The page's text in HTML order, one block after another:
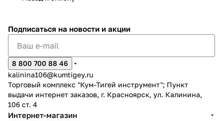
Подписаться на новости и акции
8 800 700 88 46
kalinina106@kumtigey.ru
Торговый комплекс "Кум-Тигей инструмент"; Пункт
выдачи интернет заказов, г. Красноярск, ул. Калинина,
106 ст. 4
Интернет-магазин